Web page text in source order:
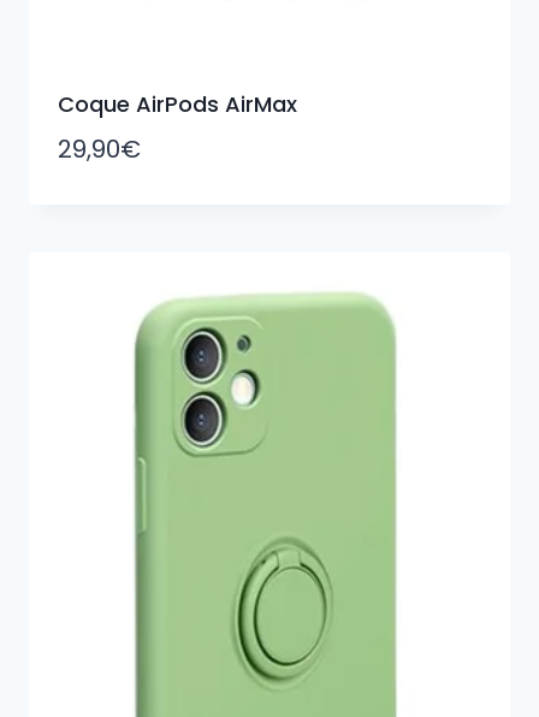
Coque AirPods AirMax
29,90€